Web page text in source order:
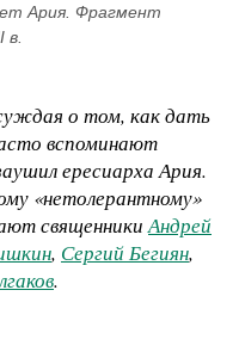
Ария. Фрагмент
в.
о том, как дать
вспоминают
ересиарха Ария.
«нетолерантному»
священникиАндрей
, Сергий Бегиян,
.